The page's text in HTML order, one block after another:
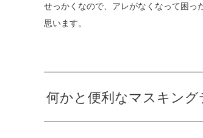
せっかくなので、アレがなくなって困っ
思います。
何かと便利なマスキング